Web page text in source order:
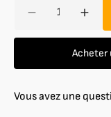
Réduire
quantité
d&#39;agneau
Acheter
Vous avez une